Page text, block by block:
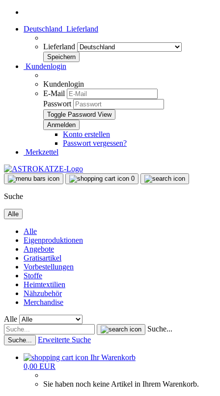
Deutschland Lieferland
Lieferland
Kundenlogin
Kundenlogin
E-Mail
Passwort
Toggle Password View
Konto erstellen
Passwort vergessen?
Merkzettel
0
Suche
Alle
Alle
Eigenproduktionen
Angebote
Gratisartikel
Vorbestellungen
Stoffe
Heimtextilien
Nähzubehör
Merchandise
Alle
Suche...
Suche... Erweiterte Suche
Ihr Warenkorb
0,00 EUR
Sie haben noch keine Artikel in Ihrem Warenkorb.